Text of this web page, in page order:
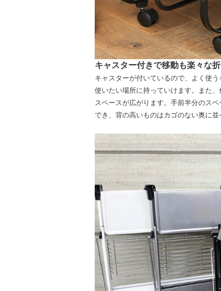
キャスター付きで移動も楽々な
キャスターが付いているので、よく使
使いたい場所に持っていけます。また
スペースが広がります。手前半分のス
でき、背の高いものはカゴのない奥に